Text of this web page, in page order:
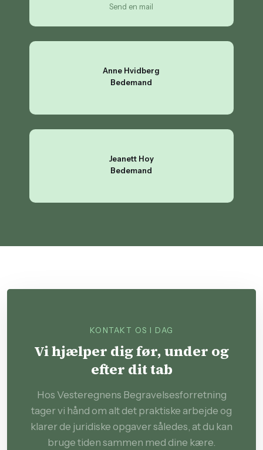
Send en mail
Anne Hvidberg
​Bedemand
Jeanett Hoy
Bedemand
KONTAKT OS I DAG
Vi hjælper dig før, under og
efter dit tab
Hos Vesteregnens Begravelsesforretning
tager vi hånd om alt det praktiske arbejde og
klarer de juridiske opgaver således, at du kan
bruge tiden sammen med dine kære.